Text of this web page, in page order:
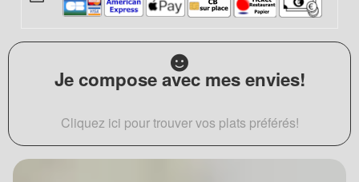
Je compose avec mes envies!
Cliquez ici pour trouver vos plats préférés!